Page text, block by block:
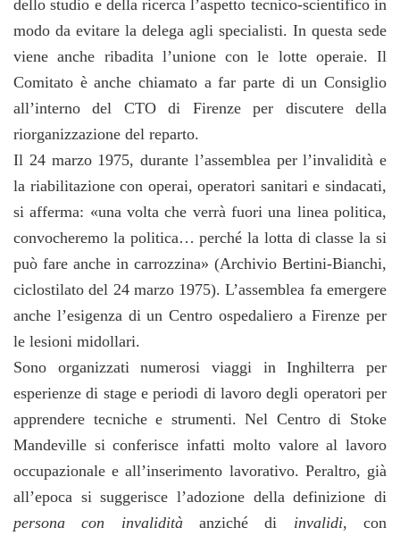
dello studio e della ricerca l’aspetto tecnico-scientifico in
modo da evitare la delega agli specialisti. In questa sede
viene anche ribadita l’unione con le lotte operaie. Il
Comitato è anche chiamato a far parte di un Consiglio
all’interno del CTO di Firenze per discutere della
riorganizzazione del reparto.
Il 24 marzo 1975, durante l’assemblea per l’invalidità e
la riabilitazione con operai, operatori sanitari e sindacati,
si afferma: «una volta che verrà fuori una linea politica,
convocheremo la politica… perché la lotta di classe la si
può fare anche in carrozzina» (Archivio Bertini-Bianchi,
ciclostilato del 24 marzo 1975). L’assemblea fa emergere
anche l’esigenza di un Centro ospedaliero a Firenze per
le lesioni midollari.
Sono organizzati numerosi viaggi in Inghilterra per
esperienze di stage e periodi di lavoro degli operatori per
apprendere tecniche e strumenti. Nel Centro di Stoke
Mandeville si conferisce infatti molto valore al lavoro
occupazionale e all’inserimento lavorativo. Peraltro, già
all’epoca si suggerisce l’adozione della definizione di
persona con invaliditàanziché di invalidi, con